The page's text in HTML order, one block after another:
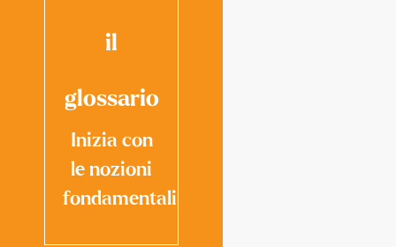
il
glossario
Inizia con
le nozioni
fondamentali